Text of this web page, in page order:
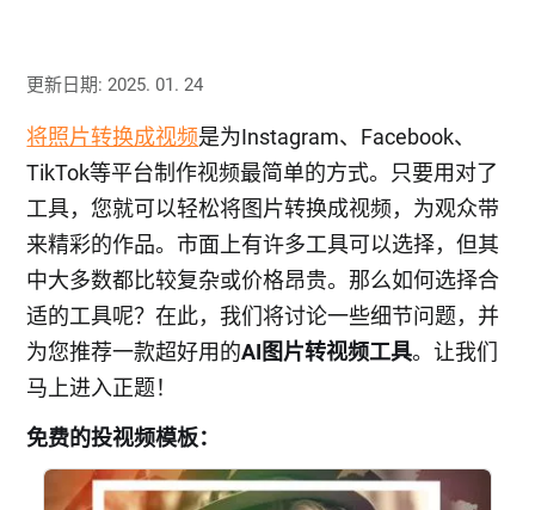
更新日期: 2025. 01. 24
将照片转换成视频是为Instagram、Facebook、
TikTok等平台制作视频最简单的方式。只要用对了
工具，您就可以轻松将图片转换成视频，为观众带
来精彩的作品。市面上有许多工具可以选择，但其
中大多数都比较复杂或价格昂贵。那么如何选择合
适的工具呢？在此，我们将讨论一些细节问题，并
为您推荐一款超好用的AI图片转视频工具。让我们
马上进入正题！
免费的投视频模板：